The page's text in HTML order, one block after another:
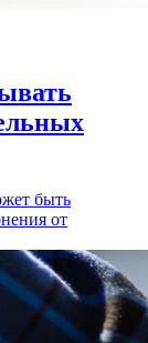
быть
от